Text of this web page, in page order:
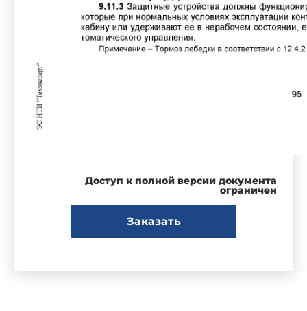
Доступ к полной версии документа
ограничен
Заказать